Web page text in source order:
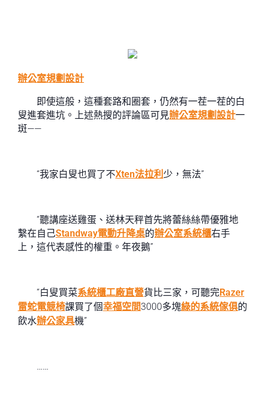
辦公室規劃設計
即使這般，這種套路和圈套，仍然有一茬一茬的白
叟進套進坑。上述熱搜的評論區可見辦公室規劃設計一
斑——
“我家白叟也買了不Xten法拉利 少，無法”
“聽講座送雞蛋、送林天秤首先將蕾絲絲帶優雅地
繫在自己Standway電動升降桌的辦公室系統櫃右手
上，這代表感性的權重。年夜鵝”
“白叟買菜系統櫃工廠直營貨比三家，可聽完Razer
雷蛇電競椅課買了個幸福空間3000多塊綠的系統傢俱的
飲水辦公家具機”
……